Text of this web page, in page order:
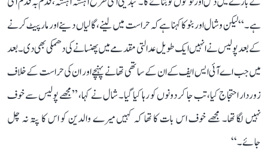
ہے۔‘‘ لیکن وشال اور بٹو کا کہنا ہے کہ حراست میں لینے، گالیاں دینے اور مارپیٹ کرنے
کے بعد پولیس نے انہیں ایک طویل عدالتی مقدمے میں پھنسانے کی دھمکی بھی دی۔ بعد
میں جب اے آئی ایس ایف کے ان کے ساتھی تھانے پہنچے اور ان کی حراست کے خلاف
زوردار احتجاج کیا، تب جا کر دونوں کو رہا کیا گیا۔ شال نے کہا، ’’مجھے پولیس سے خوف
نہیں لگا تھا۔ مجھے خوف اس بات کا تھا کہ کہیں میرے والدین کو اس کا پتہ نہ چل
جائے۔‘‘